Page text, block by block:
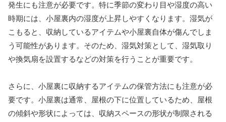
発生にも注意が必要です。特に季節の変わり目や湿度の高い
時期には、小屋裏内の湿度が上昇しやすくなります。湿気が
こもると、収納しているアイテムや小屋裏自体が傷んでしま
う可能性があります。そのため、湿気対策として、湿気取り
や換気扇を設置するなどの対策を行うことが重要です。
さらに、小屋裏に収納するアイテムの保管方法にも注意が必
要です。小屋裏は通常、屋根の下に位置しているため、屋根
の傾斜や形状によっては、収納スペースの形状が制限される